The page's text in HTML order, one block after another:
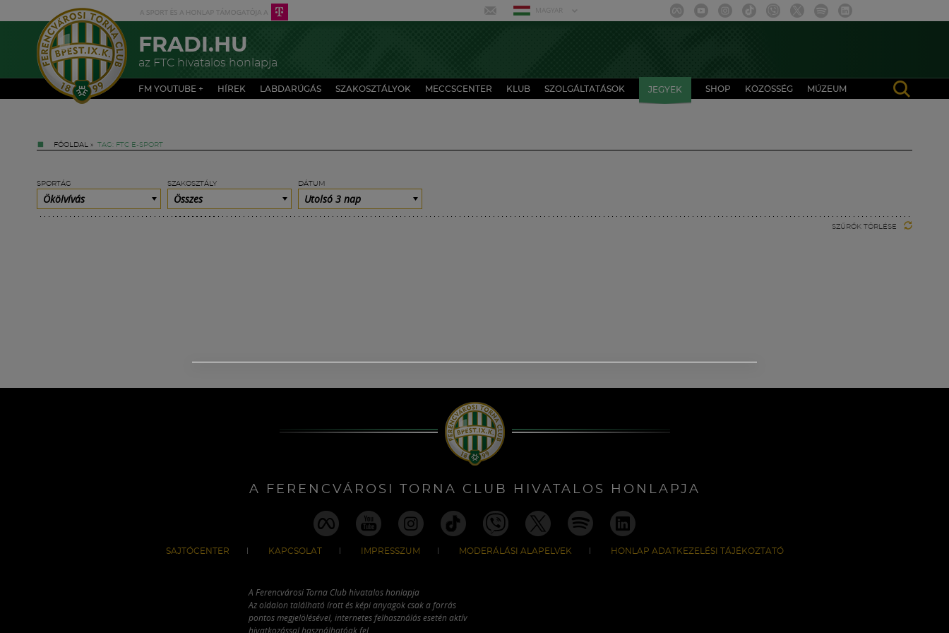
MAGYAR
FRADI.HU
az FTC hivatalos honlapja
FM YOUTUBE + HÍREK LABDARÚGÁS SZAKOSZTÁLYOK MECCSCENTER KLUB SZOLGÁLTATÁSOK JEGYEK SHOP KÖZÖSSÉG MÚZEUM
FŐOLDAL » TAG: FTC E-SPORT
SPORTÁG
Ökölvívás
SZAKOSZTÁLY
Összes
DÁTUM
Utolsó 3 nap
SZŰRŐK TÖRLÉSE
A FERENCVÁROSI TORNA CLUB HIVATALOS HONLAPJA
SAJTÓCENTER KAPCSOLAT IMPRESSZUM MODERÁLÁSI ALAPELVEK HONLAP ADATKEZELÉSI TÁJÉKOZTATÓ
A Ferencvárosi Torna Club hivatalos honlapja
Az oldalon található írott és képi anyagok csak a forrás
pontos megjelölésével, internetes felhasználás esetén aktív
hivatkozással használhatóak fel.